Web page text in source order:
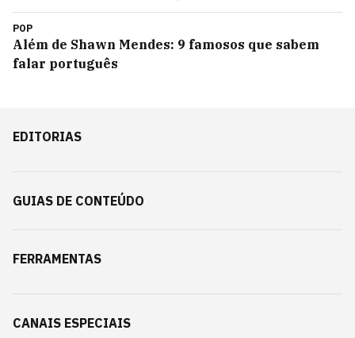
POP
Além de Shawn Mendes: 9 famosos que sabem
falar português
EDITORIAS
GUIAS DE CONTEÚDO
FERRAMENTAS
CANAIS ESPECIAIS